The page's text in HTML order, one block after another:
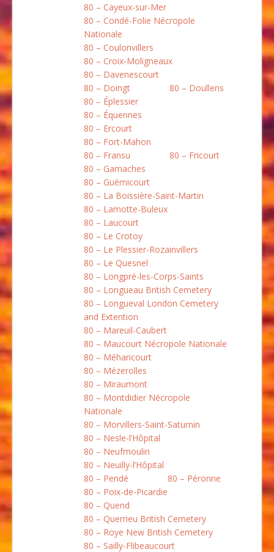
80 – Cayeux-sur-Mer
80 – Condé-Folie Nécropole
Nationale
80 – Coulonvillers
80 – Croix-Moligneaux
80 – Davenescourt
80 – Doingt
80 – Doullens
80 – Éplessier
80 – Équennes
80 – Ercourt
80 – Fort-Mahon
80 – Fransu
80 – Fricourt
80 – Gamaches
80 – Guémicourt
80 – La Boissière-Saint-Martin
80 – Lamotte-Buleux
80 – Laucourt
80 – Le Crotoy
80 – Le Plessier-Rozainvillers
80 – Le Quesnel
80 – Longpré-les-Corps-Saints
80 – Longueau British Cemetery
80 – Longueval London Cemetery
and Extention
80 – Mareuil-Caubert
80 – Maucourt Nécropole Nationale
80 – Méharicourt
80 – Mézerolles
80 – Miraumont
80 – Montdidier Nécropole
Nationale
80 – Morvillers-Saint-Saturnin
80 – Nesle-l’Hôpital
80 – Neufmoulin
80 – Neuilly-l’Hôpital
80 – Pendé
80 – Péronne
80 – Poix-de-Picardie
80 – Quend
80 – Querrieu British Cemetery
80 – Roye New British Cemetery
80 – Sailly-Flibeaucourt